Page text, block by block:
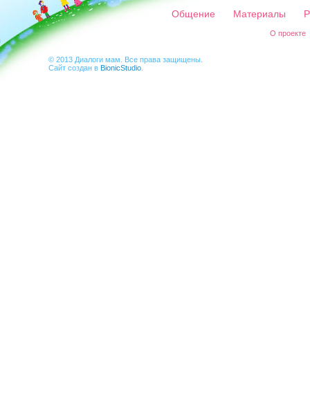
Общение Материалы
О проекте
© 2013 Диалоги мам. Все права защищены.
Сайт создан в BionicStudio